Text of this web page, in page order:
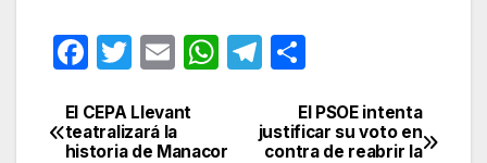
F
c
T
itt
E
ail
W T
e m
Navegación
El PSOE intenta
justificar su voto en
contra de reabrir la
El CEPA Llevant
teatralizará la
historia de Manacor